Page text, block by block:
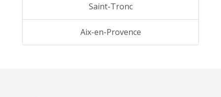
Saint-Tronc
Aix-en-Provence